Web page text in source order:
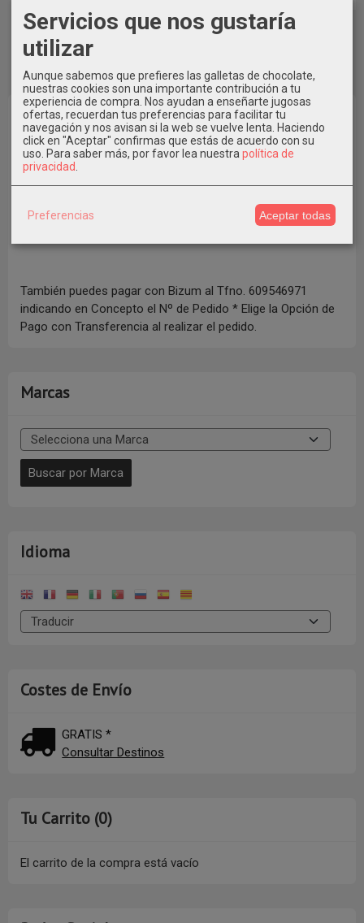
También puedes pagar con Bizum al Tfno. 609546971
indicando en Concepto el Nº de Pedido * Elige la Opción de
Pago con Transferencia al realizar el pedido.
Marcas
Idioma
Costes de Envío
GRATIS *
Consultar Destinos
Tu Carrito (0)
El carrito de la compra está vacío
Servicios que nos gustaría
utilizar
Aunque sabemos que prefieres las galletas de chocolate,
nuestras cookies son una importante contribución a tu
experiencia de compra. Nos ayudan a enseñarte jugosas
ofertas, recuerdan tus preferencias para facilitar tu
navegación y nos avisan si la web se vuelve lenta. Haciendo
click en "Aceptar" confirmas que estás de acuerdo con su
uso. Para saber más, por favor lea nuestra política de
privacidad
Preferencias Aceptar todas